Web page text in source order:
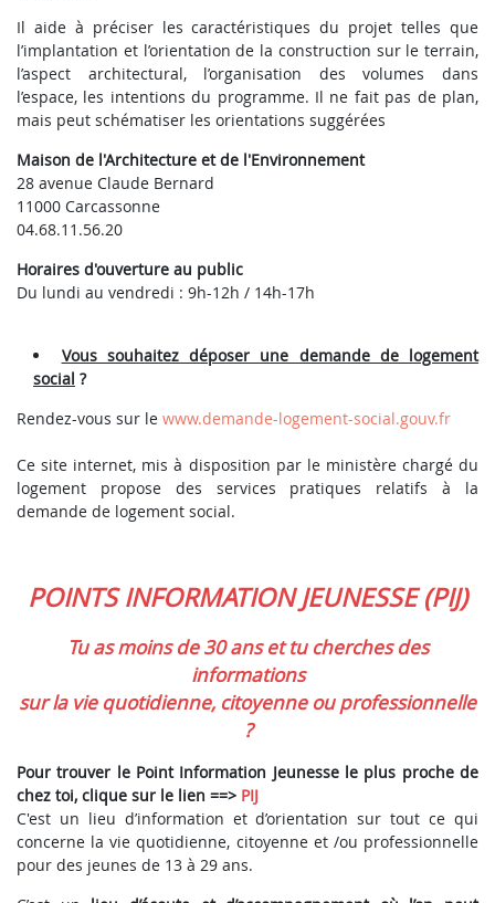
Il aide à préciser les caractéristiques du projet telles que
l’implantation et l’orientation de la construction sur le terrain,
l’aspect architectural, l’organisation des volumes dans
l’espace, les intentions du programme. Il ne fait pas de plan,
mais peut schématiser les orientations suggérées
Maison de l'Architecture et de l'Environnement
28 avenue Claude Bernard
11000 Carcassonne
04.68.11.56.20
Horaires d'ouverture au public
Du lundi au vendredi : 9h-12h / 14h-17h
Vous souhaitez déposer une demande de logement
social ?
Rendez-vous sur le www.demande-logement-social.gouv.fr
Ce site internet, mis à disposition par le ministère chargé du
logement propose des services pratiques relatifs à la
demande de logement social.
POINTS INFORMATION JEUNESSE (PIJ)
Tu as moins de 30 ans et tu cherches des
informations
sur la vie quotidienne, citoyenne ou professionnelle
?
Pour trouver le Point Information Jeunesse le plus proche de
chez toi, clique sur le lien ==> PIJ
C'est un lieu d’information et d’orientation sur tout ce qui
concerne la vie quotidienne, citoyenne et /ou professionnelle
pour des jeunes de 13 à 29 ans.